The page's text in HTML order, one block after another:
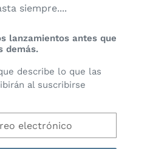
siempre....
lanzamientos antes que
demás.
describe lo que las
al suscribirse